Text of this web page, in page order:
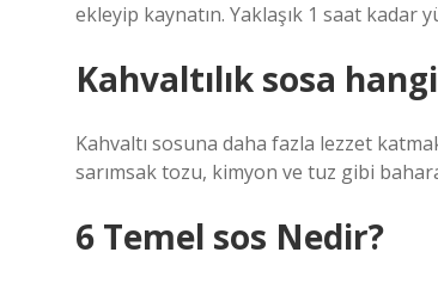
ekleyip kaynatın. Yaklaşık 1 saat kadar
Kahvaltılık sosa
Kahvaltı sosuna daha fazla lezzet
sarımsak tozu, kimyon ve tuz gibi
6 Temel sos Nedir?